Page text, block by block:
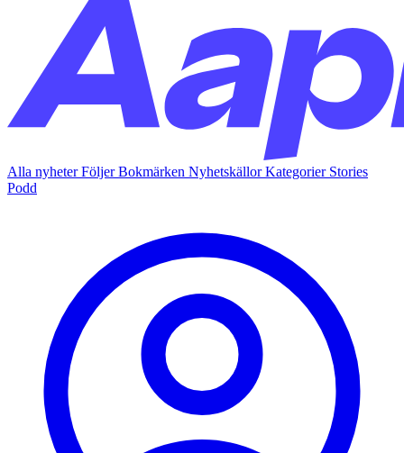
Alla nyheterFöljerBokmärken NyhetskällorKategorier Stories
Podd